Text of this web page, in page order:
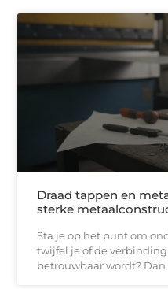
Draad tappen en
sterke
Sta je op het punt om
twijfel je of de verbinding
betrouwbaar wordt? Dan